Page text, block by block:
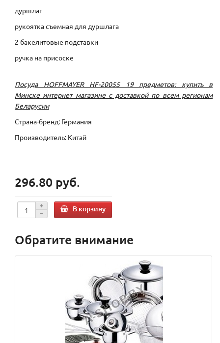
дуршлаг
рукоятка съемная для дуршлага
2 бакелитовые подставки
ручка на присоске
Посуда HOFFMAYER HF-20055 19 предметов: купить в
Минске интернет магазине с доставкой по всем регионам
Беларусии
Страна-бренд: Германия
Производитель: Китай
296.80 руб.
В корзину
Обратите внимание